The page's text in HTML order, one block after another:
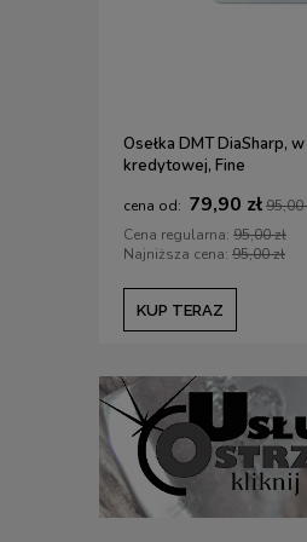
Osełka DMT DiaSharp,
kredytowej, Fine
79,90 zł95,00
Cena regularna: 95,00 zł
Najniższa cena: 95,00 zł
KUP TERAZ